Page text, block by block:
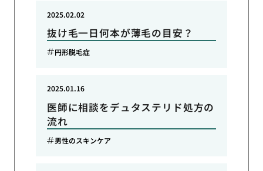
抜け毛一日何本が薄毛の目安？
2025.02.02
円形脱毛症
医師に相談をデュタステリド処方の
流れ
2025.01.16
男性のスキンケア